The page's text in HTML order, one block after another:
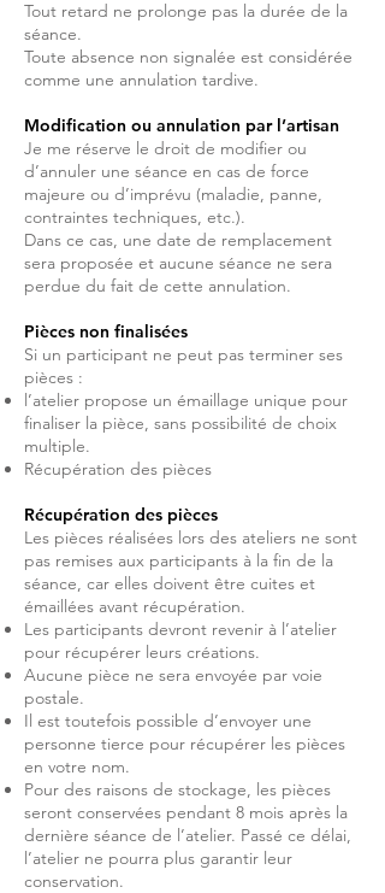
Tout retard ne prolonge pas la durée de la
séance.
Toute absence non signalée est considérée
comme une annulation tardive.
Modification ou annulation par l’artisan
Je me réserve le droit de modifier ou
d’annuler une séance en cas de force
majeure ou d’imprévu (maladie, panne,
contraintes techniques, etc.).
Dans ce cas, une date de remplacement
sera proposée et aucune séance ne sera
perdue du fait de cette annulation.
Pièces non finalisées
Si un participant ne peut pas terminer ses
pièces :
l’atelier propose un émaillage unique pour
finaliser la pièce, sans possibilité de choix
multiple.
Récupération des pièces
Récupération des pièces
Les pièces réalisées lors des ateliers ne sont
pas remises aux participants à la fin de la
séance, car elles doivent être cuites et
émaillées avant récupération.
Les participants devront revenir à l’atelier
pour récupérer leurs créations.
Aucune pièce ne sera envoyée par voie
postale.
Il est toutefois possible d’envoyer une
personne tierce pour récupérer les pièces
en votre nom.
Pour des raisons de stockage, les pièces
seront conservées pendant 8 mois après la
dernière séance de l’atelier. Passé ce délai,
l’atelier ne pourra plus garantir leur
conservation.